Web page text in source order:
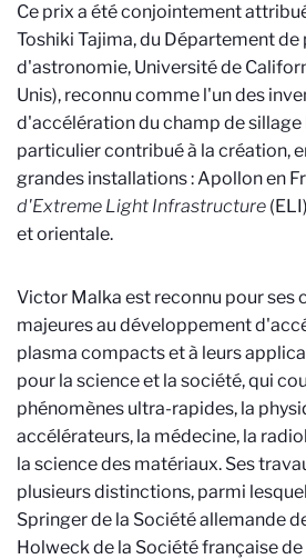
Ce prix a été conjointement
Toshiki Tajima, du Département de
d'astronomie, Université de
Unis), reconnu comme l'un des
d'accélération du champ de sillage
particulier contribué à la création,
grandes installations : Apollon en
d'Extreme Light Infrastructure
et orientale.
Victor Malka est reconnu pour ses
majeures au développement
plasma compacts et à leurs
pour la science et la société, qui
phénomènes ultra-rapides, la
accélérateurs, la médecine, la
la science des matériaux. Ses
plusieurs distinctions, parmi
Springer de la Société allemande
Holweck de la Société française